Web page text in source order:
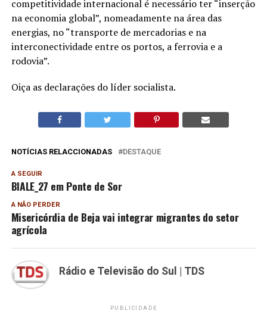
competitividade internacional é necessário ter “inserção
na economia global”, nomeadamente na área das
energias, no “transporte de mercadorias e na
interconectividade entre os portos, a ferrovia e a
rodovia”.
Oiça as declarações do líder socialista.
NOTÍCIAS RELACCIONADAS DESTAQUE
A SEGUIR
BIALE_27 em Ponte de Sor
A NÃO PERDER
Misericórdia de Beja vai integrar migrantes do setor
agrícola
Rádio e Televisão do Sul | TDS
PUBLICIDADE